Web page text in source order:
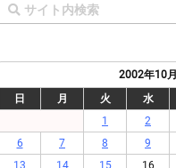
2002年10月
日
月 火 水
1
2
6
7 8 9
13
14 15 16